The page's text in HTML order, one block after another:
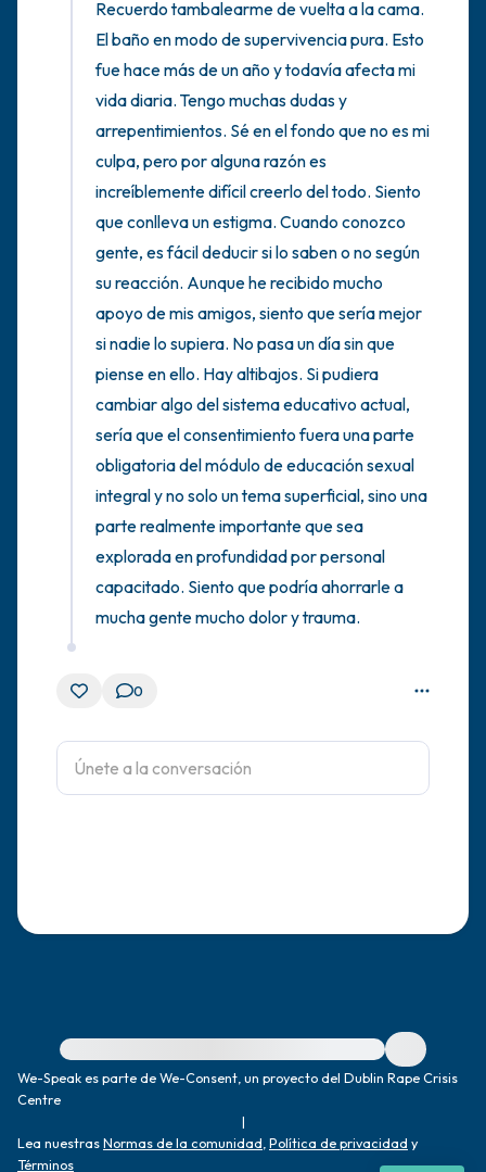
Recuerdo tambalearme de vuelta a la cama.
El baño en modo de supervivencia pura. Esto
fue hace más de un año y todavía afecta mi
vida diaria. Tengo muchas dudas y
arrepentimientos. Sé en el fondo que no es mi
culpa, pero por alguna razón es
increíblemente difícil creerlo del todo. Siento
que conlleva un estigma. Cuando conozco
gente, es fácil deducir si lo saben o no según
su reacción. Aunque he recibido mucho
apoyo de mis amigos, siento que sería mejor
si nadie lo supiera. No pasa un día sin que
piense en ello. Hay altibajos. Si pudiera
cambiar algo del sistema educativo actual,
sería que el consentimiento fuera una parte
obligatoria del módulo de educación sexual
integral y no solo un tema superficial, sino una
parte realmente importante que sea
explorada en profundidad por personal
capacitado. Siento que podría ahorrarle a
mucha gente mucho dolor y trauma.
0
Para obtener ayuda inmediata, visite {{resource}}
We-Speak es parte de We-Consent, un proyecto del Dublin Rape Crisis
Centre
|
Lea nuestrasNormas de la comunidad Política de privacidad y
Términos